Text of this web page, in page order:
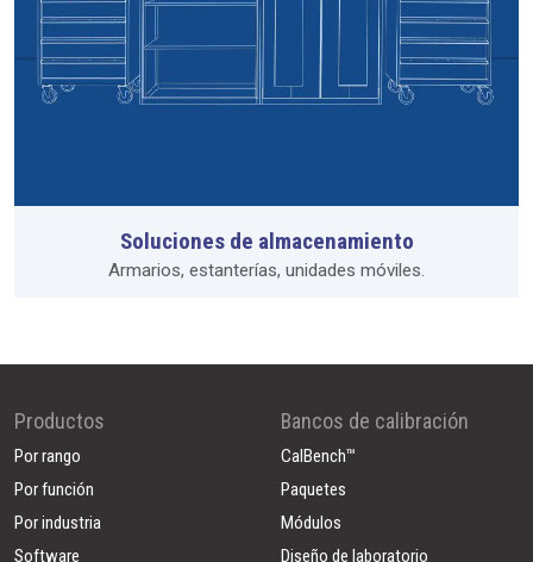
Soluciones de almacenamiento
Armarios, estanterías, unidades móviles.
Productos
Por rango
Por función
Por industria
Software
Bancos de calibración
CalBench™
Paquetes
Módulos
Diseño de laboratorio